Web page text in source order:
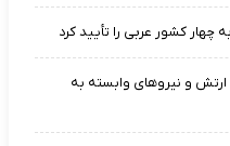
و نیروهای وابسته به